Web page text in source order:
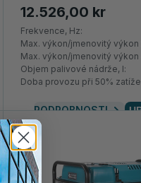
12.526,00 kr
Frekvence, Hz:
Max. výkon/jmenovitý výkon
Max. výkon/jmenovitý výkon
Objem palivové nádrže, l:
Doba provozu při 50%
PODROBNOSTI